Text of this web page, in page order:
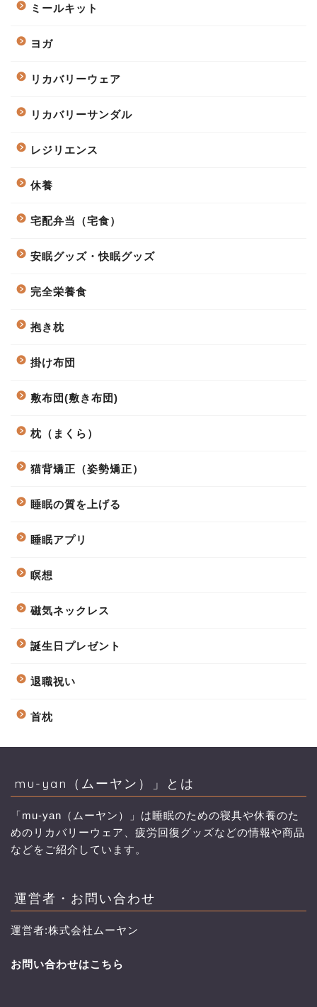
ミールキット
ヨガ
リカバリーウェア
リカバリーサンダル
レジリエンス
休養
宅配弁当（宅食）
安眠グッズ・快眠グッズ
完全栄養食
抱き枕
掛け布団
敷布団(敷き布団)
枕（まくら）
猫背矯正（姿勢矯正）
睡眠の質を上げる
睡眠アプリ
瞑想
磁気ネックレス
誕生日プレゼント
退職祝い
首枕
mu-yan（ムーヤン）」とは
「mu-yan（ムーヤン）」は睡眠のための寝具や休養のた
めのリカバリーウェア、疲労回復グッズなどの情報や商品
などをご紹介しています。
運営者・お問い合わせ
運営者:株式会社ムーヤン
お問い合わせはこちら